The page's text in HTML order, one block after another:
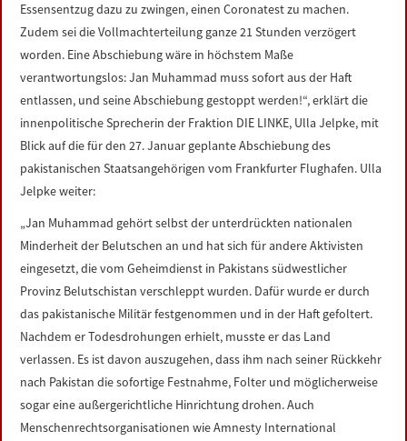
Essensentzug dazu zu zwingen, einen Coronatest zu machen.
Zudem sei die Vollmachterteilung ganze 21 Stunden verzögert
worden. Eine Abschiebung wäre in höchstem Maße
verantwortungslos: Jan Muhammad muss sofort aus der Haft
entlassen, und seine Abschiebung gestoppt werden!“, erklärt die
innenpolitische Sprecherin der Fraktion DIE LINKE, Ulla Jelpke, mit
Blick auf die für den 27. Januar geplante Abschiebung des
pakistanischen Staatsangehörigen vom Frankfurter Flughafen. Ulla
Jelpke weiter:
„Jan Muhammad gehört selbst der unterdrückten nationalen
Minderheit der Belutschen an und hat sich für andere Aktivisten
eingesetzt, die vom Geheimdienst in Pakistans südwestlicher
Provinz Belutschistan verschleppt wurden. Dafür wurde er durch
das pakistanische Militär festgenommen und in der Haft gefoltert.
Nachdem er Todesdrohungen erhielt, musste er das Land
verlassen. Es ist davon auszugehen, dass ihm nach seiner Rückkehr
nach Pakistan die sofortige Festnahme, Folter und möglicherweise
sogar eine außergerichtliche Hinrichtung drohen. Auch
Menschenrechtsorganisationen wie Amnesty International